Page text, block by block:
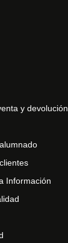
y devolución
Información